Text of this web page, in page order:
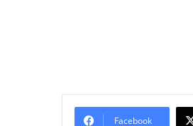
Facebook